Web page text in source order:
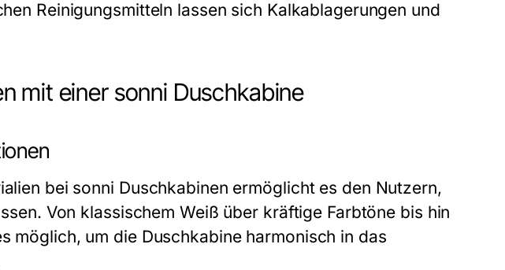
Reinigungsmitteln lassen sich Kalkablagerungen und
mit einer sonni Duschkabine
bei sonni Duschkabinen ermöglicht es den Nutzern,
Von klassischem Weiß über kräftige Farbtöne bis hin
möglich, um die Duschkabine harmonisch in das